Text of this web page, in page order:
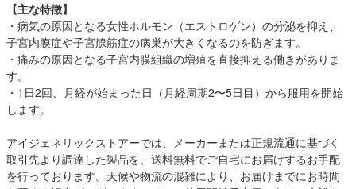
【主な特徴】
・病気の原因となる女性ホルモン（エストロゲン）の分泌を抑え、
子宮内膜症や子宮腺筋症の病巣が大きくなるのを防ぎます。
・痛みの原因となる子宮内膜組織の増殖を直接抑える働きがありま
す。
・1日2回、月経が始まった日（月経周期2〜5日目）から服用を開始
します。
アイジェネリックストアーでは、メーカーまたは正規流通に基づく
取引先より調達した製品を、送料無料でご自宅にお届けするお手配
を行っております。天候や物流の混雑により、お届けまでにお時間